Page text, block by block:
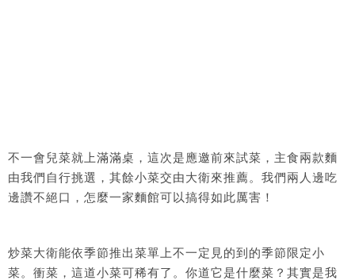
不一會兒菜就上滿滿桌，這次是應邀前來試菜，主食兩款麵
由我們自行挑選，其餘小菜交由大衛來推薦。我們兩人邊吃
邊讚不絕口，怎麼一家麵館可以搞得如此厲害！
炒菜大衛能依季節推出菜單上不一定見的到的季節限定小
菜。衝菜，這道小菜可稀有了。你道它是什麼菜？其實是我